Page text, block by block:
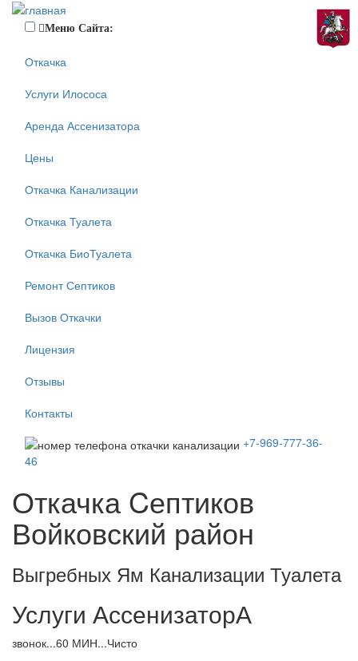
Меню Сайта:
Откачка
Услуги Илососа
Аренда Ассенизатора
Цены
Откачка Канализации
Откачка Туалета
Откачка БиоТуалета
Ремонт Септиков
Вызов Откачки
Лицензия
Отзывы
Контакты
+7-969-777-36-
46
Откачка Cептиков
Войковский район
Выгребных Ям Канализации Туалета
Услуги АссенизаторА
звонок...60 МИН...Чисто